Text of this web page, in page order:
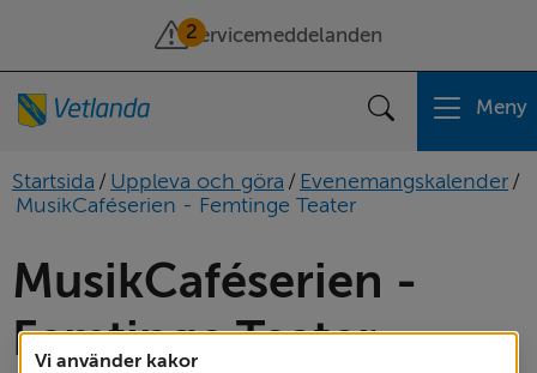
Vi använder kakor
2
Servicemeddelanden
Sök Meny
Startsida / Uppleva och göra / Evenemangskalender /
MusikCaféserien - Femtinge Teater
MusikCaféserien -
Femtinge Teater